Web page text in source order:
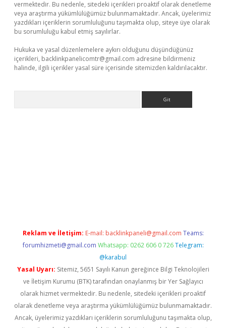
vermektedir. Bu nedenle, sitedeki içerikleri proaktif olarak denetleme
veya araştırma yükümlülüğümüz bulunmamaktadır. Ancak, üyelerimiz
yazdıkları içeriklerin sorumluluğunu taşımakta olup, siteye üye olarak
bu sorumluluğu kabul etmiş sayılırlar.
Hukuka ve yasal düzenlemelere aykırı olduğunu düşündüğünüz
içerikleri, backlinkpanelicomtr@gmail.com adresine bildirmeniz
halinde, ilgili içerikler yasal süre içerisinde sitemizden kaldırılacaktır.
Reklam ve İletişim: E-mail: backlinkpaneli@gmail.com Teams:
forumhizmeti@gmail.com Whatsapp: 0262 606 0 726 Telegram:
@karabul
Yasal Uyarı: Sitemiz, 5651 Sayılı Kanun gereğince Bilgi Teknolojileri
ve İletişim Kurumu (BTK) tarafından onaylanmış bir Yer Sağlayıcı
olarak hizmet vermektedir. Bu nedenle, sitedeki içerikleri proaktif
olarak denetleme veya araştırma yükümlülüğümüz bulunmamaktadır.
Ancak, üyelerimiz yazdıkları içeriklerin sorumluluğunu taşımakta olup,